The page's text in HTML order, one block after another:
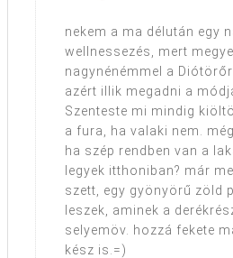
nekem a ma délután egy
wellnessezés, mert
nagynénémmel a
azért illik megadni a
Szenteste mi mindig
a fura, ha valaki nem.
ha szép rendben van a
legyek itthoniban? már
szett, egy gyönyörű zöld
leszek, aminek a
selyemöv. hozzá fekete
kész is.=)